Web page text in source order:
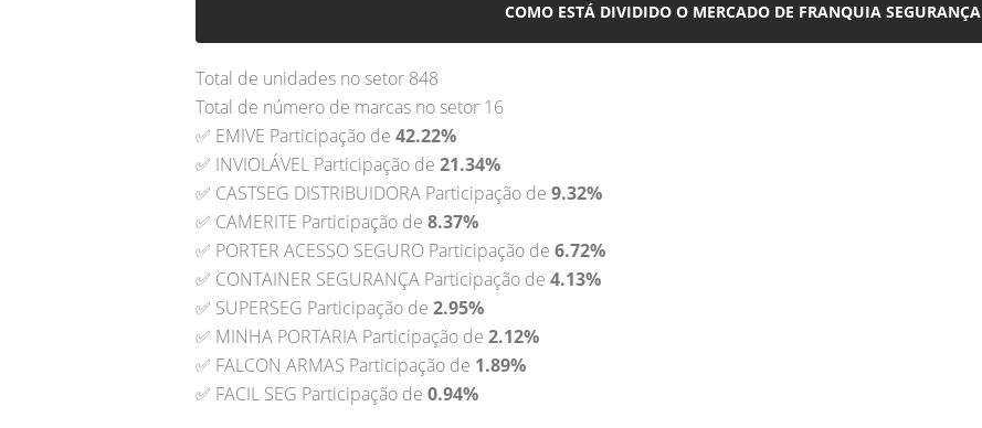
COMO ESTÁ DIVIDIDO O MERCADO DE FRANQUIA SEGURANÇA
Total de unidades no setor 848
Total de número de marcas no setor 16
✅ EMIVE Participação de 42.22%
✅ INVIOLÁVEL Participação de 21.34%
✅ CASTSEG DISTRIBUIDORA Participação de 9.32%
✅ CAMERITE Participação de 8.37%
✅ PORTER ACESSO SEGURO Participação de 6.72%
✅ CONTAINER SEGURANÇA Participação de 4.13%
✅ SUPERSEG Participação de 2.95%
✅ MINHA PORTARIA Participação de 2.12%
✅ FALCON ARMAS Participação de 1.89%
✅ FACIL SEG Participação de 0.94%